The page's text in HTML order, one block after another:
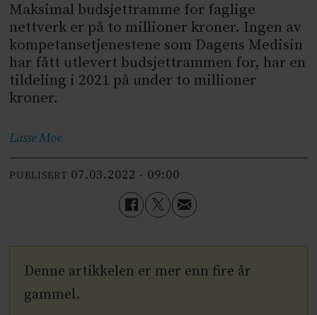
Maksimal budsjettramme for faglige
nettverk er på to millioner kroner. Ingen av
kompetansetjenestene som Dagens Medisin
har fått utlevert budsjettrammen for, har en
tildeling i 2021 på under to millioner
kroner.
LasseMoe
PUBLISERT 07.03.2022 - 09:00
Denne artikkelen er mer enn fire år
gammel.